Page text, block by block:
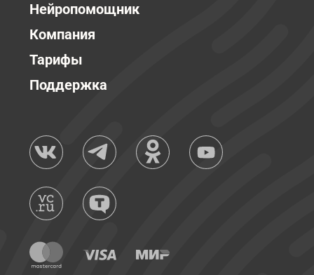
Нейропомощник
Компания
Тарифы
Поддержка